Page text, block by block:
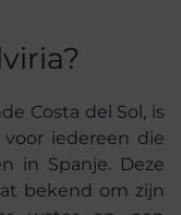
Costa del Sol, is
iedereen die
in Spanje. Deze
bekend om zijn